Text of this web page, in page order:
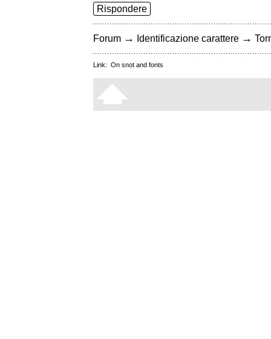
Rispondere
Forum → Identificazione carattere →
Link: On snot and fonts